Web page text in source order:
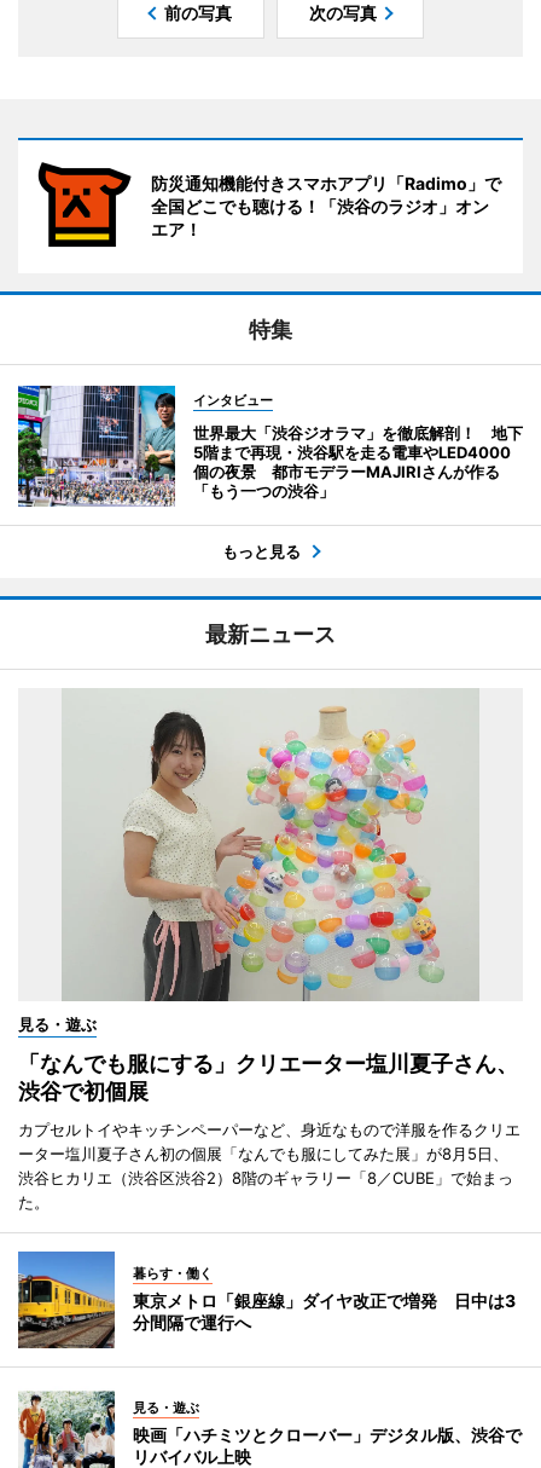
前の写真 次の写真
防災通知機能付きスマホアプリ「Radimo」で
全国どこでも聴ける！「渋谷のラジオ」オン
エア！
特集
インタビュー
世界最大「渋谷ジオラマ」を徹底解剖！ 地下
5階まで再現・渋谷駅を走る電車やLED4000
個の夜景 都市モデラーMAJIRIさんが作る
「もう一つの渋谷」
もっと見る
最新ニュース
見る・遊ぶ
「なんでも服にする」クリエーター塩川夏子さん、
渋谷で初個展
カプセルトイやキッチンペーパーなど、身近なもので洋服を作るクリエ
ーター塩川夏子さん初の個展「なんでも服にしてみた展」が8月5日、
渋谷ヒカリエ（渋谷区渋谷2）8階のギャラリー「8／CUBE」で始まっ
た。
暮らす・働く
東京メトロ「銀座線」ダイヤ改正で増発 日中は3
分間隔で運行へ
見る・遊ぶ
映画「ハチミツとクローバー」デジタル版、渋谷で
リバイバル上映